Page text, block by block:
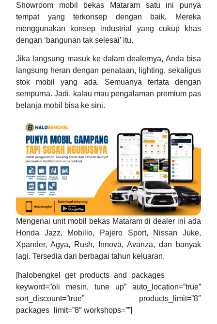
Showroom mobil bekas Mataram satu ini punya
tempat yang terkonsep dengan baik. Mereka
menggunakan konsep industrial yang cukup khas
dengan ‘bangunan tak selesai’ itu.
Jika langsung masuk ke dalam dealernya, Anda bisa
langsung heran dengan penataan, lighting, sekaligus
stok mobil yang ada. Semuanya tertata dengan
sempurna. Jadi, kalau mau pengalaman premium pas
belanja mobil bisa ke sini.
Mengenai unit mobil bekas Mataramdi dealer ini ada
Honda Jazz, Mobilio, Pajero Sport, Nissan Juke,
Xpander, Agya, Rush, Innova, Avanza, dan banyak
lagi. Tersedia dari berbagai tahun keluaran.
[halobengkel_get_products_and_packages
keyword=”oli mesin, tune up” auto_location=”true”
sort_discount=”true” products_limit=”8″
packages_limit=”8″ workshops=””]